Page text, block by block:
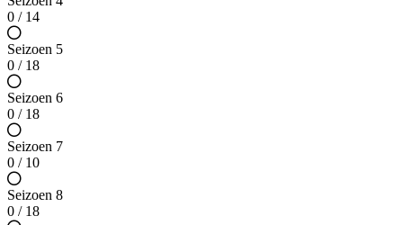
0 / 14
Seizoen 5
0 / 18
Seizoen 6
0 / 18
Seizoen 7
0 / 10
Seizoen 8
0 / 18